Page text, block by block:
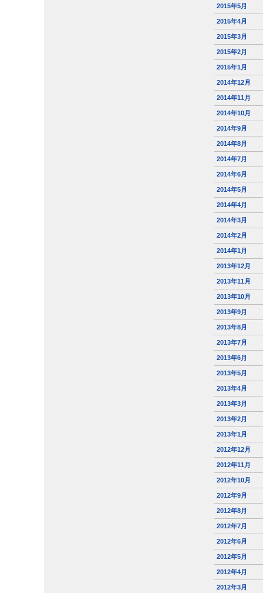
2015年5月
2015年4月
2015年3月
2015年2月
2015年1月
2014年12月
2014年11月
2014年10月
2014年9月
2014年8月
2014年7月
2014年6月
2014年5月
2014年4月
2014年3月
2014年2月
2014年1月
2013年12月
2013年11月
2013年10月
2013年9月
2013年8月
2013年7月
2013年6月
2013年5月
2013年4月
2013年3月
2013年2月
2013年1月
2012年12月
2012年11月
2012年10月
2012年9月
2012年8月
2012年7月
2012年6月
2012年5月
2012年4月
2012年3月